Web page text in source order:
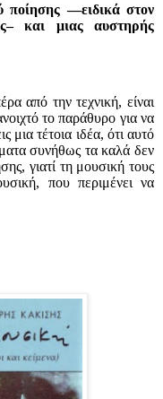
ποίησης —ειδικά στον
και μιας αυστηρής
από την τεχνική, είναι
το παράθυρο για να
μια τέτοια ιδέα, ότι αυτό
συνήθως τα καλά δεν
γιατί τη μουσική τους
που περιμένει να